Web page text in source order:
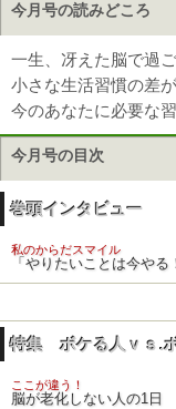
今月号の読みどころ
一生、冴えた脳で過
小さな生活習慣の差
今のあなたに必要な
今月号の目次
巻頭インタビュー
私のからだスマイル
「やりたいことは今や
特集 ボケる人ｖｓ.
ここが違う！
脳が老化しない人の1日